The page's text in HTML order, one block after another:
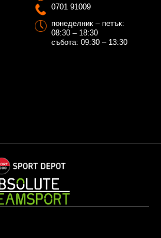
0701 91009
понеделник – петък:
08:30 – 18:30
събота: 09:30 – 13:30